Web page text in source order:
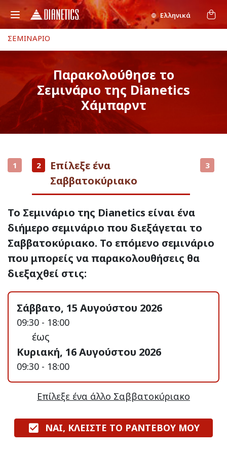
Ελληνικά
ΣΕΜΙΝΑΡΙΟ
Παρακολούθησε το
Σεμινάριο της Dianetics
Χάμπαρντ
1 2
Επίλεξε ένα
Σαββατοκύριακο
3
Το Σεμινάριο της Dianetics είναι ένα
διήμερο σεμινάριο που διεξάγεται το
Σαββατοκύριακο. Το επόμενο σεμινάριο
που μπορείς να παρακολουθήσεις θα
διεξαχθεί στις:
Σάββατο, 15 Αυγούστου 2026
09:30 - 18:00
έως
Κυριακή, 16 Αυγούστου 2026
09:30 - 18:00
Επίλεξε ένα άλλο Σαββατοκύριακο
ΝΑΙ, ΚΛΕΙΣΤΕ ΤΟ ΡΑΝΤΕΒΟΥ ΜΟΥ